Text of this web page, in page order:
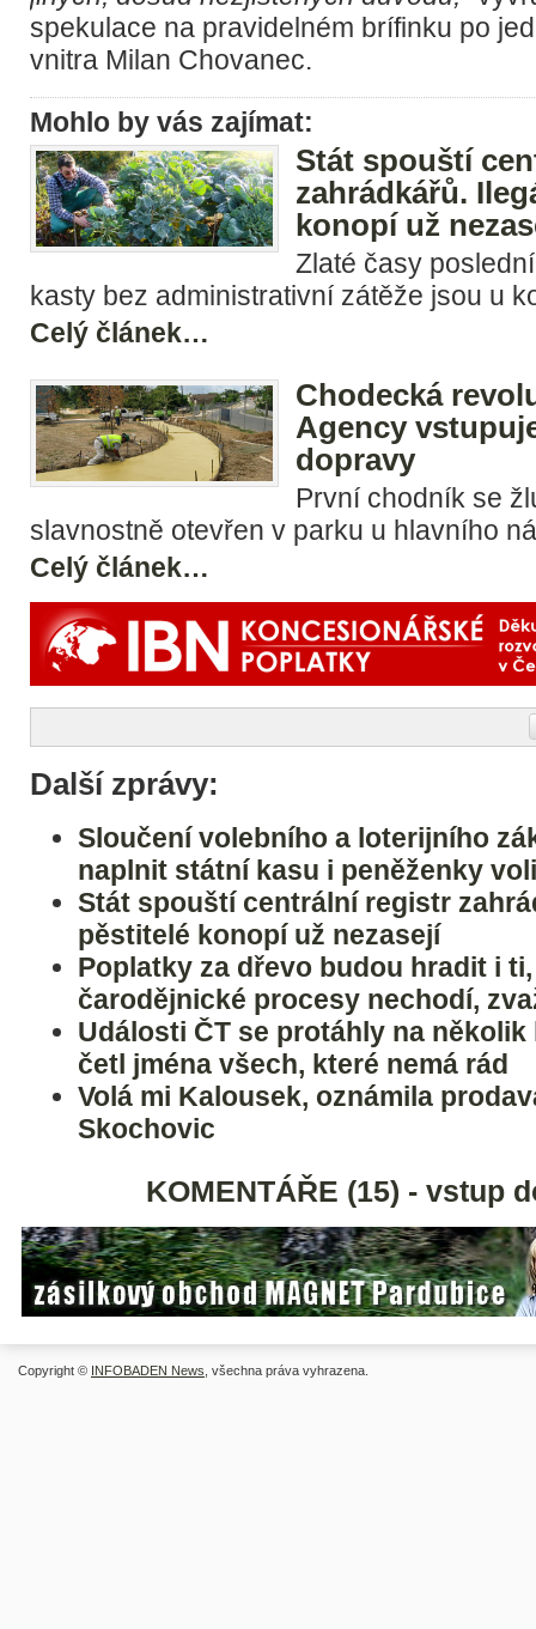
spekulace na pravidelném brífinku po
vnitra Milan Chovanec.
Mohlo by vás zajímat:
Stát spouští
zahrádkářů.
konopí už
Zlaté časy
kasty bez administrativní zátěže jsou u
Celý článek…
Chodecká
Agency
dopravy
První chodník se
slavnostně otevřen v parku u hlavního
Celý článek…
Další zprávy:
Sloučení volebního a loterijního
naplnit státní kasu i peněženky
Stát spouští centrální registr
pěstitelé konopí už nezasejí
Poplatky za dřevo budou hradit i
čarodějnické procesy nechodí,
Události ČT se protáhly na
četl jména všech, které nemá rád
Volá mi Kalousek, oznámila
Skochovic
KOMENTÁŘE (15) - vstup
Copyright © INFOBADEN News , všechna práva vyhrazena.